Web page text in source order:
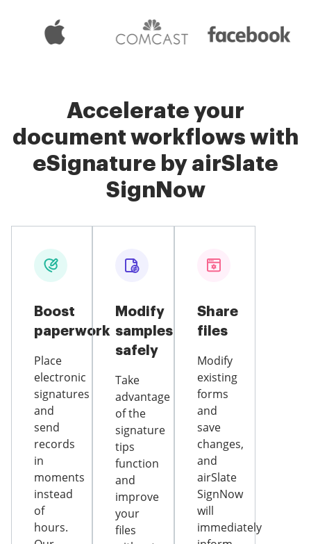
Accelerate your
document workflows with
eSignature by airSlate
SignNow
Boost
paperwork
Place
electronic
signatures
and
send
records
in
moments
instead
of
hours.
Modify
samples
safely
Take
advantage
of the
signature
tips
function
and
improve
your
files
Share
files
Modify
existing
forms
and
save
changes,
and
airSlate
SignNow
will
immediately